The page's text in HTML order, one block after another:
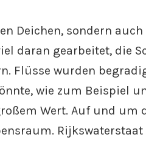
Deichen, sondern
daran gearbeitet, die
Flüsse wurden
wie zum Beispiel
Wert. Auf und um